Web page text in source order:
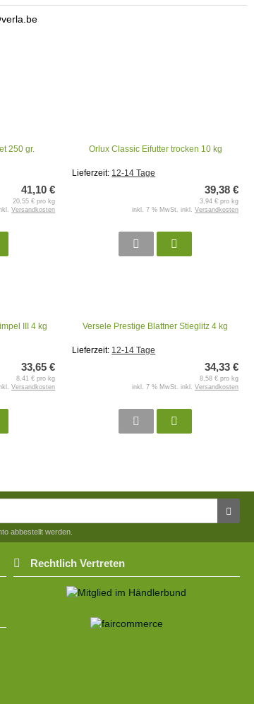
250 gr.
41,10 €
20,55 € pro kg
Versandkosten
Orlux Classic Eifutter trocken 10 kg
Lieferzeit: 12-14 Tage
39,38 €
3,94 € pro kg
inkl. 7 % MwSt. inkl. Versandkosten
III 4 kg
33,65 €
8,41 € pro kg
Versandkosten
Versele Prestige Blattner Stieglitz 4 kg
Lieferzeit: 12-14 Tage
34,33 €
8,58 € pro kg
inkl. 7 % MwSt. inkl. Versandkosten
abbestellt werden.
Rechtlich Vertreten